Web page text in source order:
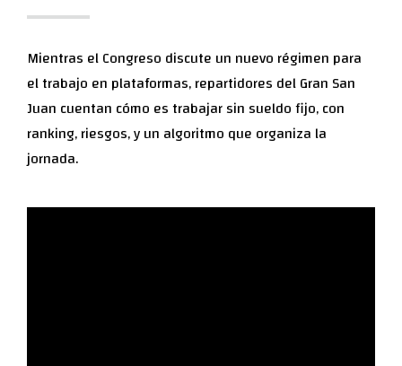
Mientras el Congreso discute un nuevo régimen para
el trabajo en plataformas, repartidores del Gran San
Juan cuentan cómo es trabajar sin sueldo fijo, con
ranking, riesgos, y un algoritmo que organiza la
jornada.